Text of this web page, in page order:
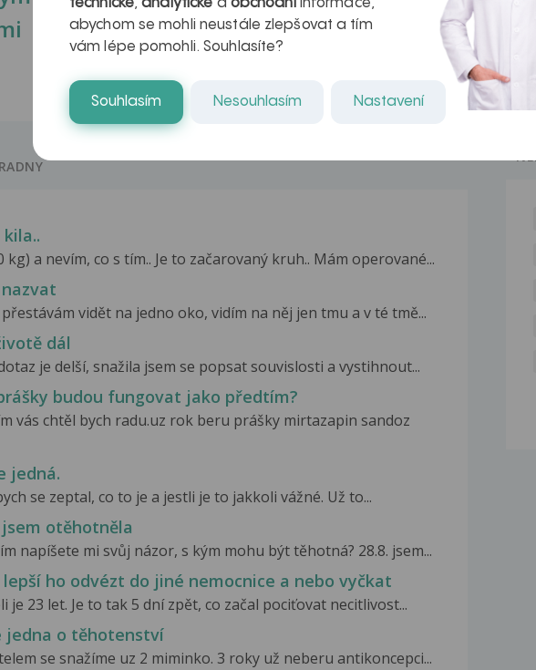
naděje pro ty,
kg) a nevím, co s tím.. Je to začarovaný kruh.. Mám operované...
přestávám vidět na jedno oko, vidím na něj jen tmu a v té tmě...
dál
je delší, snažila jsem se popsat souvislosti a vystihnout...
budou fungovat jako předtím?
vás chtěl bych radu.uz rok beru prášky mirtazapin sandoz
jedná.
se zeptal, co to je a jestli je to jakkoli vážné. Už to...
otěhotněla
napíšete mi svůj názor, s kým mohu být těhotná? 28.8. jsem...
ho odvézt do jiné nemocnice a nebo vyčkat
je 23 let. Je to tak 5 dní zpět, co začal pociťovat necitlivost...
jedna o těhotenství
se snažíme uz 2 miminko. 3 roky už neberu antikoncepci...
technické,analytické a obchodníinformace,
abychom se mohli neustále zlepšovat a tím
vám lépe pomohli. Souhlasíte?
Souhlasím Nesouhlasím Nastavení